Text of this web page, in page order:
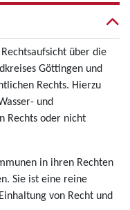
über die
Göttingen und
Rechts. Hierzu
und
Rechts oder nicht
in ihren Rechten
Sie ist eine reine
von Recht und